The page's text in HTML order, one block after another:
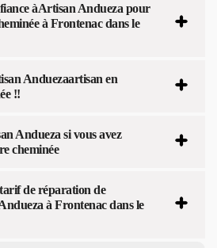
àArtisan Andueza pour
à Frontenac dans le
Anduezaartisan en
!!
Andueza si vous avez
cheminée
de réparation de
à Frontenac dans le